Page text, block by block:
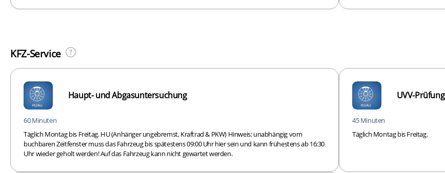
KFZ-Service
Haupt- und Abgasuntersuchung
60 Minuten
Täglich Montag bis Freitag. HU (Anhänger ungebremst, Kraftrad & PKW) Hinweis: unabhängig vom
buchbaren Zeitfenster muss das Fahrzeug bis spätestens 09:00 Uhr hier sein und kann frühestens ab 16:30
Uhr wieder geholt werden! Auf das Fahrzeug kann nicht gewartet werden.
UVV-Prüfung
45 Minuten
Täglich Montag bis Freitag.